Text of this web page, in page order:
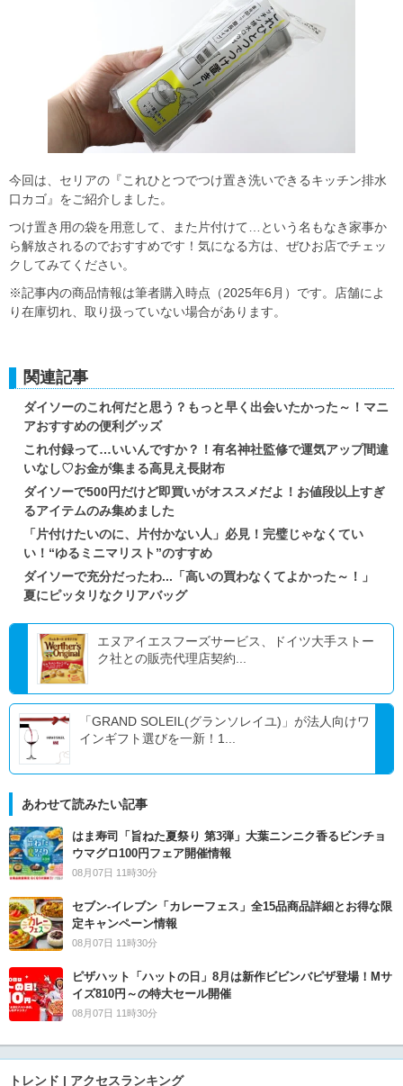
今回は、セリアの『これひとつでつけ置き洗いできるキッチン排水
口カゴ』をご紹介しました。
つけ置き用の袋を用意して、また片付けて…という名もなき家事か
ら解放されるのでおすすめです！気になる方は、ぜひお店でチェッ
クしてみてください。
※記事内の商品情報は筆者購入時点（2025年6月）です。店舗によ
り在庫切れ、取り扱っていない場合があります。
関連記事
ダイソーのこれ何だと思う？もっと早く出会いたかった～！マニ
アおすすめの便利グッズ
これ付録って…いいんですか？！有名神社監修で運気アップ間違
いなし♡お金が集まる高見え長財布
ダイソーで500円だけど即買いがオススメだよ！お値段以上すぎ
るアイテムのみ集めました
「片付けたいのに、片付かない人」必見！完璧じゃなくてい
い！“ゆるミニマリスト”のすすめ
ダイソーで充分だったわ...「高いの買わなくてよかった～！」
夏にピッタリなクリアバッグ
エヌアイエスフーズサービス、ドイツ大手ストー
ク社との販売代理店契約...
「GRAND SOLEIL(グランソレイユ)」が法人向けワ
インギフト選びを一新！1...
あわせて読みたい記事
はま寿司「旨ねた夏祭り 第3弾」大葉ニンニク香るビンチョ
ウマグロ100円フェア開催情報
08月07日 11時30分
セブン‐イレブン「カレーフェス」全15品商品詳細とお得な限
定キャンペーン情報
08月07日 11時30分
ピザハット「ハットの日」8月は新作ビビンバピザ登場！Mサ
イズ810円～の特大セール開催
08月07日 11時30分
トレンド | アクセスランキング